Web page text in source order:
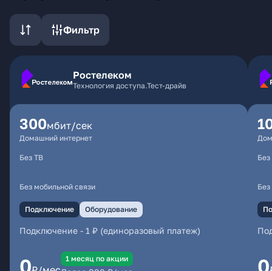
Фильтр
Ростелеком
Технология доступа.Тест-драйв
300мбит/сек
Домашний интернет
Без ТВ
Без мобильной связи
Подключение Оборудование
Подключение - 1 ₽ (единоразовый платеж)
0 1 месяц по акции 0